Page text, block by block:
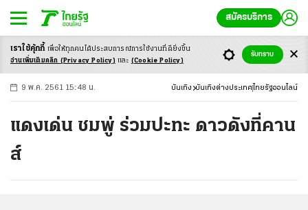
สมัครบริการ
-ก ก ก+
9 พ.ค. 2561 15:48 น. บันเทิง บันเทิงต่างประเทศ ไทยรัฐออนไลน์
แดงเด่น ชมพู่ ร่วมปะทะ ดาวดังที่คาน
ส์
เราใช้คุ้กกี้ เพื่อให้ทุกคนได้ประสบการณ์การใช้งานที่ดียิ่งขึ้น
อ่านเพิ่มเติมคลิก (Privacy Policy) และ (Cookie Policy)
รับทราบ